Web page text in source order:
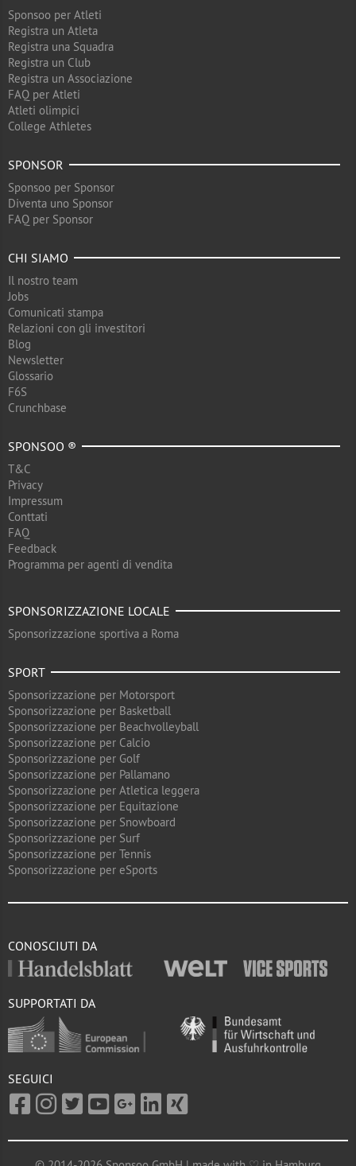
Sponsoo per Atleti
Registra un Atleta
Registra una Squadra
Registra un Club
Registra un Associazione
FAQ per Atleti
Atleti olimpici
College Athletes
SPONSOR
Sponsoo per Sponsor
Diventa uno Sponsor
FAQ per Sponsor
CHI SIAMO
Il nostro team
Jobs
Comunicati stampa
Relazioni con gli investitori
Blog
Newsletter
Glossario
F6S
Crunchbase
SPONSOO ®
T&C
Privacy
Impressum
Conttati
FAQ
Feedback
Programma per agenti di vendita
SPONSORIZZAZIONE LOCALE
Sponsorizzazione sportiva a Roma
SPORT
Sponsorizzazione per Motorsport
Sponsorizzazione per Basketball
Sponsorizzazione per Beachvolleyball
Sponsorizzazione per Calcio
Sponsorizzazione per Golf
Sponsorizzazione per Pallamano
Sponsorizzazione per Atletica leggera
Sponsorizzazione per Equitazione
Sponsorizzazione per Snowboard
Sponsorizzazione per Surf
Sponsorizzazione per Tennis
Sponsorizzazione per eSports
CONOSCIUTI DA
SUPPORTATI DA
SEGUICI